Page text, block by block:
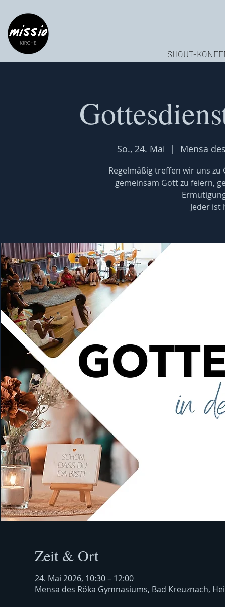
SHOUT-
So., 24. Mai
  |
Mensa
Regelmäßig treffen wir uns
gemeinsam Gott zu feiern,
Jeder
Zeit & Ort
24. Mai 2026, 10:30 – 12:00
Mensa des Röka Gymnasiums, Bad Kreuznach,